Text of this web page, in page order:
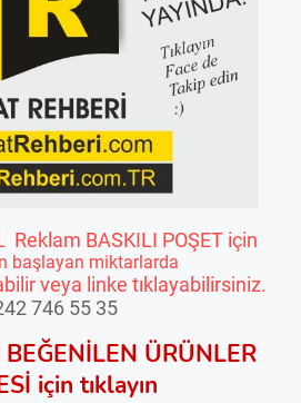
Reklam BASKILI POŞET için
başlayan miktarlarda
veya linke tıklayabilirsiniz.
746 55 35
ÜRÜNLER
için tıklayın